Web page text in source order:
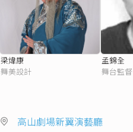
梁煒康
舞美設計
孟錦全
舞台監督
高山劇場新翼演藝廳